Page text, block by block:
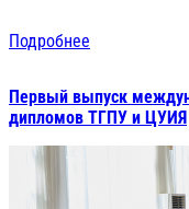
Подробнее
Первый выпуск
дипломов ТГПУ и ЦУИЯ